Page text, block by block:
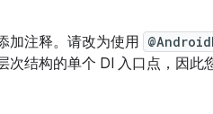
加注释。请改为使用
次结构的单个 DI 入口点，因此